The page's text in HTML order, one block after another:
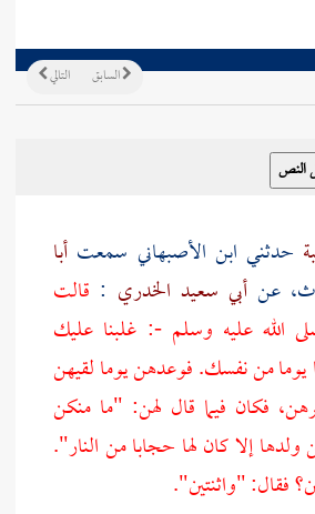
التالي السابق
حدثني ابن الأصبهاني سمعت أبا
عن أبي سعيد الخدري : قالت
الله عليه وسلم -: غلبنا عليك
يوما من نفسك. فوعدهن يوما لقيهن
فكان فيما قال لهن: "ما منكن
ولدها إلا كان لها حجابا من النار".
فقال: "واثنتين".